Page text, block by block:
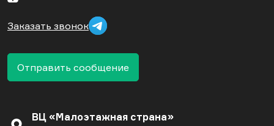
Заказать звонок
Отправить сообщение
ВЦ «Малоэтажная страна»